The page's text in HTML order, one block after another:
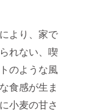
より、家で
れない、喫
のような風
食感が生ま
小麦の甘さ